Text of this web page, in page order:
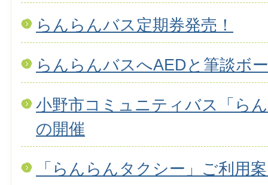
らんらんバス定期券発売！
らんらんバスへAEDと筆談ボ
小野市コミュニティバス「ら
の開催
「らんらんタクシー」ご利用